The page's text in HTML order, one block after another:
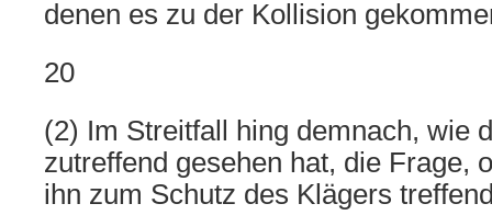
denen es zu der Kollision
20
(2) Im Streitfall hing demnach, wie
zutreffend gesehen hat, die Frage,
ihn zum Schutz des Klägers